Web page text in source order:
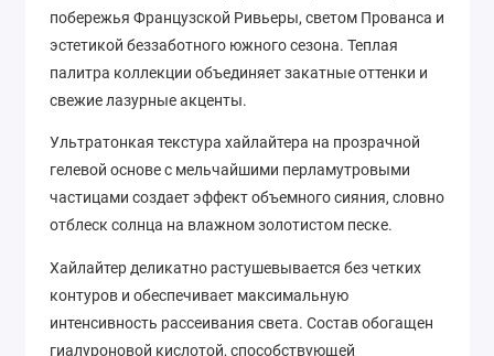
побережья Французской Ривьеры, светом Прованса и
эстетикой беззаботного южного сезона. Теплая
палитра коллекции объединяет закатные оттенки и
свежие лазурные акценты.
Ультратонкая текстура хайлайтера на прозрачной
гелевой основе с мельчайшими перламутровыми
частицами создает эффект объемного сияния, словно
отблеск солнца на влажном золотистом песке.
Хайлайтер деликатно растушевывается без четких
контуров и обеспечивает максимальную
интенсивность рассеивания света. Состав обогащен
гиалуроновой кислотой, способствующей